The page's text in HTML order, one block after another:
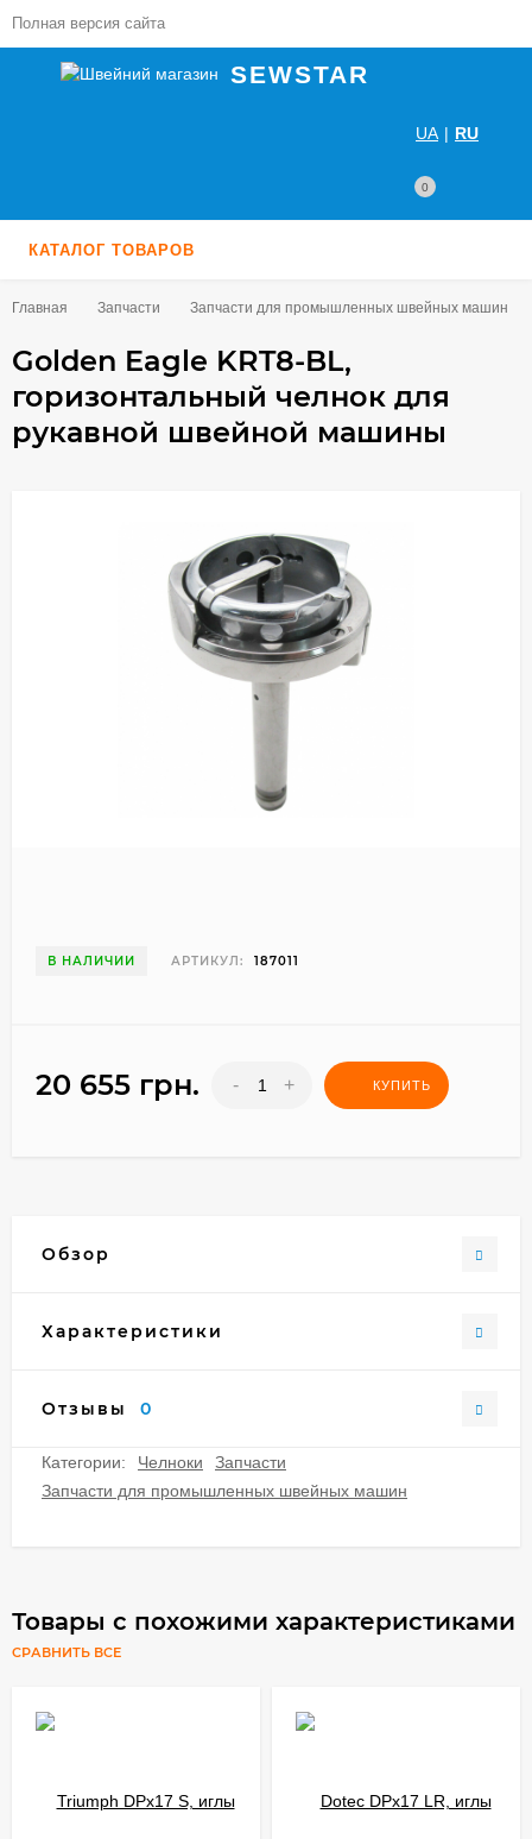
Полная версия сайта
UA | RU
0
SEWSTAR
КАТАЛОГ ТОВАРОВ
Главная Запчасти Запчасти для промышленных швейных машин
Golden Eagle KRT8-BL,
горизонтальный челнок для
рукавной швейной машины
В НАЛИЧИИ АРТИКУЛ: 187011
20 655 грн. - + КУПИТЬ
Обзор
Характеристики
Отзывы 0
Категории: Челноки
Запчасти
Запчасти для промышленных швейных машин
Товары с похожими характеристиками
СРАВНИТЬ ВСЕ